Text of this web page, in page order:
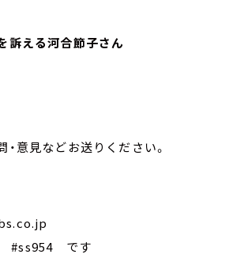
訴える河合節子さん
意見などお送りください。
#ss954 です